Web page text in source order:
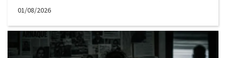
01/08/2026